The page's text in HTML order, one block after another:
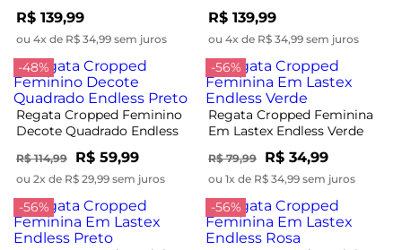
R$ 139,99
ou 4x de R$ 34,99 sem juros
R$ 139,99
ou 4x de R$ 34,99 sem juros
-48%
Regata Cropped Feminino
Decote Quadrado Endless
R$ 114,99 R$ 59,99
ou 2x de R$ 29,99 sem juros
-56%
Regata Cropped Feminina
Em Lastex Endless Verde
R$ 79,99 R$ 34,99
ou 1x de R$ 34,99 sem juros
-56% -56%